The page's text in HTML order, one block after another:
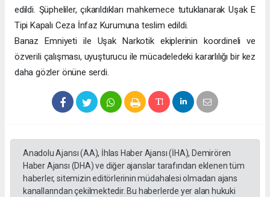
edildi. Şüpheliler, çıkarıldıkları mahkemece tutuklanarak Uşak E
Tipi Kapalı Ceza İnfaz Kurumuna teslim edildi.
Banaz Emniyeti ile Uşak Narkotik ekiplerinin koordineli ve
özverili çalışması, uyuşturucu ile mücadeledeki kararlılığı bir kez
daha gözler önüne serdi.
Anadolu Ajansı (AA), İhlas Haber Ajansı (İHA), Demirören
Haber Ajansı (DHA) ve diğer ajanslar tarafından eklenen tüm
haberler, sitemizin editörlerinin müdahalesi olmadan ajans
kanallarından çekilmektedir. Bu haberlerde yer alan hukuki